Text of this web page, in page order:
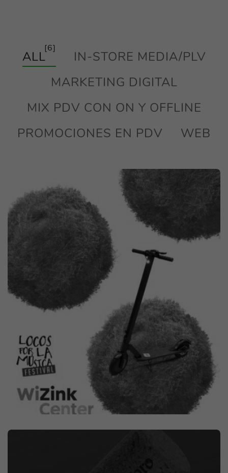
ALL
[6]
IN-STORE MEDIA/PLV
MARKETING DIGITAL
MIX PDV CON ON Y OFFLINE
PROMOCIONES EN PDV
WEB